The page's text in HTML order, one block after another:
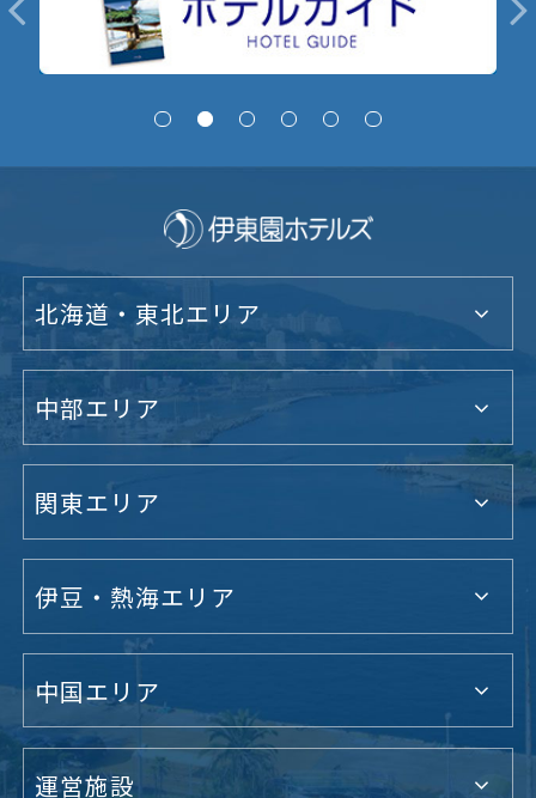
北海道・東北エリア
中部エリア
関東エリア
伊豆・熱海エリア
中国エリア
運営施設